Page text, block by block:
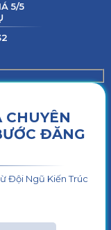
5/5
CHUYÊN
ĐĂNG
Đội Ngũ Kiến Trúc